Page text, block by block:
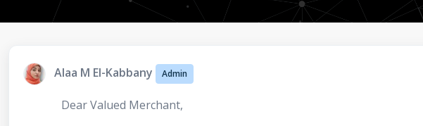
Alaa M El-Kabbany Admin
Dear Valued Merchant,